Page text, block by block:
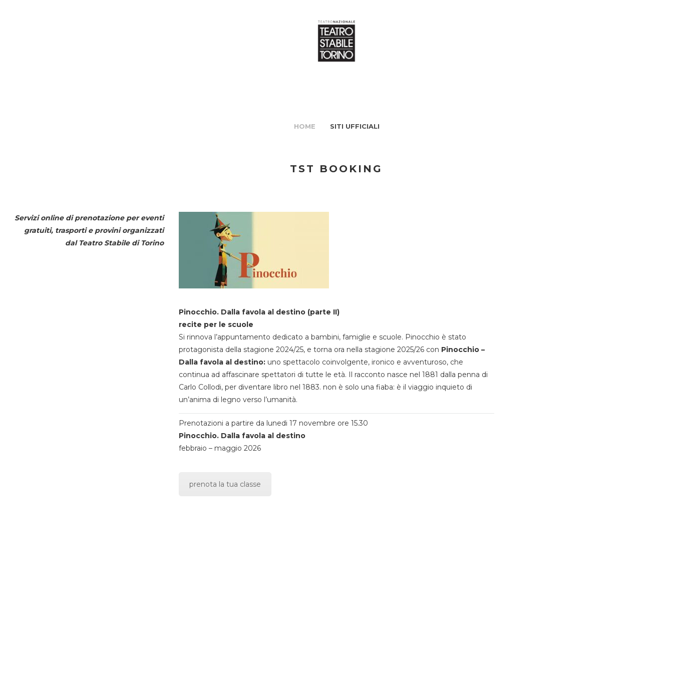
HOME SITI UFFICIALI
TST BOOKING
Servizi online di prenotazione per eventi
gratuiti, trasporti e provini organizzati
dal Teatro Stabile di Torino
Pinocchio. Dalla favola al destino (parte II)
recite per le scuole
Si rinnova l’appuntamento dedicato a bambini, famiglie e scuole. Pinocchio è stato
protagonista della stagione 2024/25, e torna ora nella stagione 2025/26 con Pinocchio –
Dalla favola al destino:uno spettacolo coinvolgente, ironico e avventuroso, che
continua ad affascinare spettatori di tutte le età. Il racconto nasce nel 1881 dalla penna di
Carlo Collodi, per diventare libro nel 1883. non è solo una fiaba: è il viaggio inquieto di
un’anima di legno verso l’umanità.
Prenotazioni a partire da lunedi 17 novembre ore 15.30
Pinocchio. Dalla favola al destino
febbraio – maggio 2026
prenota la tua classe